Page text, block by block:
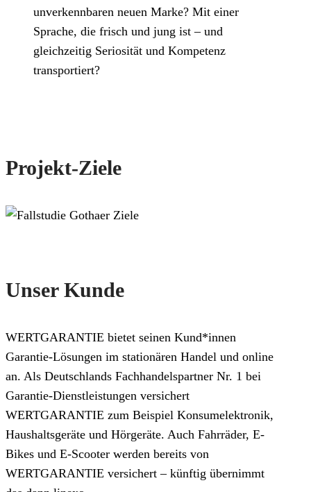
unverkennbaren neuen Marke? Mit einer
Sprache, die frisch und jung ist – und
gleichzeitig Seriosität und Kompetenz
transportiert?
Projekt-Ziele
Unser Kunde
WERTGARANTIE bietet seinen Kund*innen
Garantie-Lösungen im stationären Handel und online
an. Als Deutschlands Fachhandelspartner Nr. 1 bei
Garantie-Dienstleistungen versichert
WERTGARANTIE zum Beispiel Konsumelektronik,
Haushaltsgeräte und Hörgeräte. Auch Fahrräder, E-
Bikes und E-Scooter werden bereits von
WERTGARANTIE versichert – künftig übernimmt